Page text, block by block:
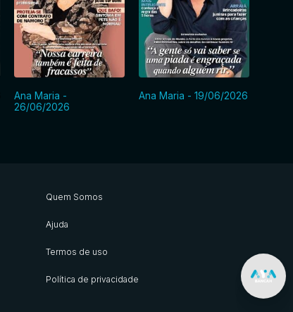
Ana Maria -
26/06/2026
Ana Maria - 19/06/2026
Quem Somos
Ajuda
Termos de uso
Política de privacidade